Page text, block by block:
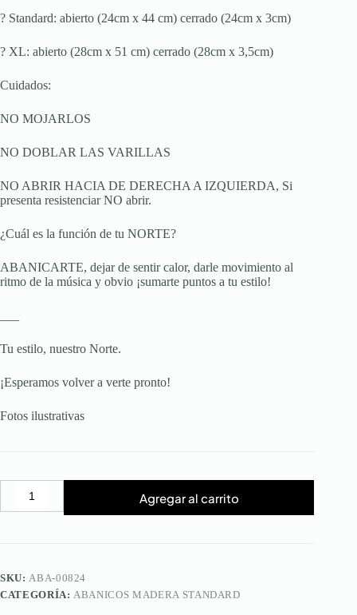
? Standard: abierto (24cm x 44 cm) cerrado (24cm x 3cm)
? XL: abierto (28cm x 51 cm) cerrado (28cm x 3,5cm)
Cuidados:
NO MOJARLOS
NO DOBLAR LAS VARILLAS
NO ABRIR HACIA DE DERECHA A IZQUIERDA, Si
presenta resistenciar NO abrir.
¿Cuál es la función de tu NORTE?
ABANICARTE, dejar de sentir calor, darle movimiento al
ritmo de la música y obvio ¡sumarte puntos a tu estilo!
Tu estilo, nuestro Norte.
¡Esperamos volver a verte pronto!
Fotos ilustrativas
Abanico
Shaka
Standard
Agregar al carrito
SKU:ABA-00824
CATEGORÍA:ABANICOS MADERA STANDARD